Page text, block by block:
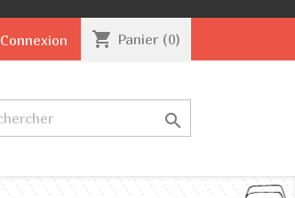
Connexion shopping_cart Panier (0)
